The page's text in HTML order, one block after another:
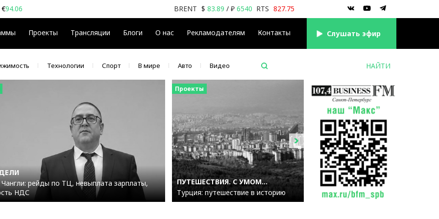
Проекты Трансляции Блоги О нас Рекламодателям Контакты Cлушать эфир
€94.06 BRENT $ 83.89 / ₽ 6540 RTS 827.75
Технологии Спорт В мире Авто Видео
рейды по ТЦ, невыплата зарплаты,
НДС
Проекты
ПУТЕШЕСТВИЯ. С УМОМ...
Турция: путешествие в историю